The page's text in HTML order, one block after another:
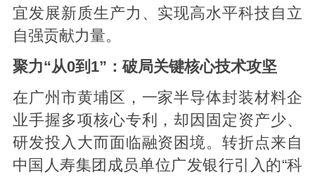
宜发展新质生产力、实现高水平科技自立
自强贡献力量。
聚力“从0到1”：破局关键核心技术攻坚
在广州市黄埔区，一家半导体封装材料企
业手握多项核心专利，却因固定资产少、
研发投入大而面临融资困境。转折点来自
中国人寿集团成员单位广发银行引入的“科